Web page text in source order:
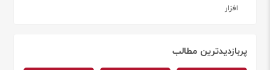
افزار
پربازدیدترین مطالب